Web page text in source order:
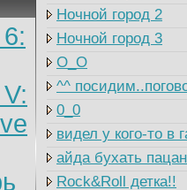
Ночной город 2
Ночной город 3
O_O
^^
0_0
видел у кого-то в
айда бухать
Rock&Roll детка!!